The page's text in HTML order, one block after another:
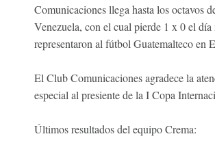
Comunicaciones llega hasta los octavos
Venezuela, con el cual pierde 1 x 0 el
representaron al fútbol Guatemalteco en
El Club Comunicaciones agradece la
especial al presiente de la I Copa
Últimos resultados del equipo Crema: